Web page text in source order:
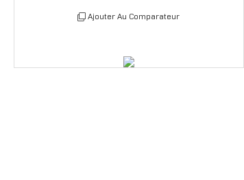
Ajouter Au Comparateur